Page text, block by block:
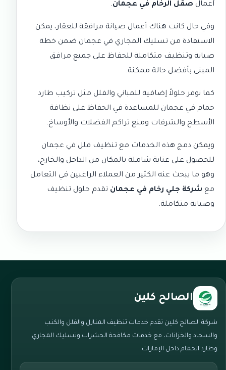
أعمال صقل الرخام في عجمان.
وفي حال كانت هناك أعمال صيانة مرافقة للعقار، يمكن
الاستفادة من تسليك المجاري في عجمان ضمن خطة
صيانة وتنظيف متكاملة للحفاظ على جميع مرافق
المبنى بأفضل حالة ممكنة.
كما نوفر حلولاً إضافية للمباني والفلل مثل تركيب طارد
حمام في عجمان للمساعدة في الحفاظ على نظافة
الأسطح والشرفات ومنع تراكم الفضلات والأوساخ.
ويمكن دمج هذه الخدمات مع تنظيف فلل في عجمان
للحصول على عناية شاملة بالمكان من الداخل والخارج،
وهو ما يبحث عنه الكثير من العملاء الراغبين في التعامل
مع شركة جلي رخام في عجمان تقدم حلول تنظيف
وصيانة متكاملة.
الصالح كلين
شركة الصالح كلين تقدم خدمات تنظيف المنازل والفلل والكنب
والسجاد والخزانات، مع خدمات مكافحة الحشرات وتسليك المجاري
وطارد الحمام داخل الإمارات.